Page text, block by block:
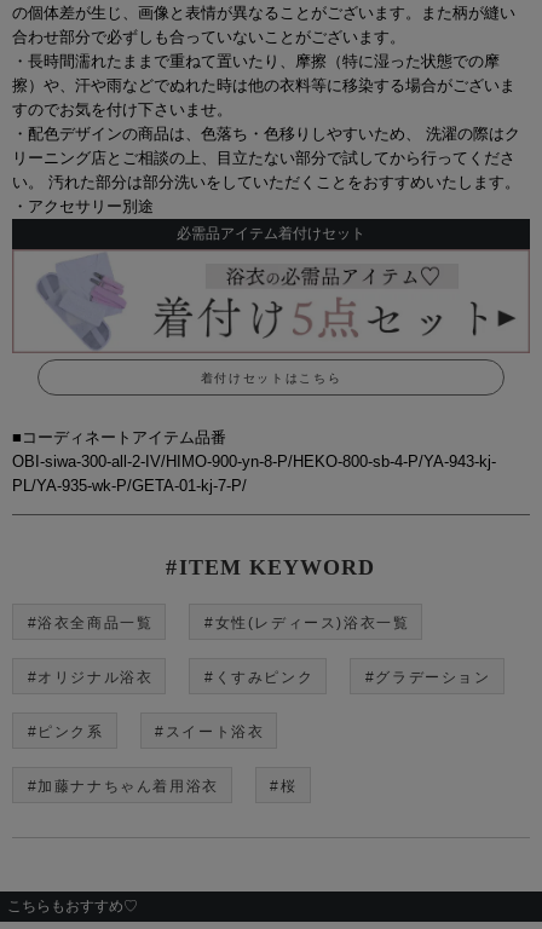
の個体差が生じ、画像と表情が異なることがございます。また柄が縫い
合わせ部分で必ずしも合っていないことがございます。
・長時間濡れたままで重ねて置いたり、摩擦（特に湿った状態での摩
擦）や、汗や雨などでぬれた時は他の衣料等に移染する場合がございま
すのでお気を付け下さいませ。
・配色デザインの商品は、色落ち・色移りしやすいため、 洗濯の際はク
リーニング店とご相談の上、目立たない部分で試してから行ってくださ
い。 汚れた部分は部分洗いをしていただくことをおすすめいたします。
・アクセサリー別途
必需品アイテム着付けセット
着付けセットはこちら
■コーディネートアイテム品番
OBI-siwa-300-all-2-IV/HIMO-900-yn-8-P/HEKO-800-sb-4-P/YA-943-kj-
PL/YA-935-wk-P/GETA-01-kj-7-P/
#ITEM KEYWORD
#浴衣全商品一覧 #女性(レディース)浴衣一覧
#オリジナル浴衣 #くすみピンク #グラデーション
#ピンク系 #スイート浴衣
#加藤ナナちゃん着用浴衣 #桜
こちらもおすすめ♡